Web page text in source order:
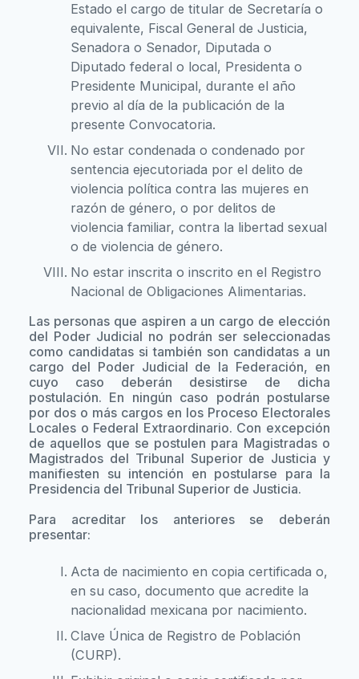
Estado el cargo de titular de Secretaría o
equivalente, Fiscal General de Justicia,
Senadora o Senador, Diputada o
Diputado federal o local, Presidenta o
Presidente Municipal, durante el año
previo al día de la publicación de la
presente Convocatoria.
No estar condenada o condenado por
sentencia ejecutoriada por el delito de
violencia política contra las mujeres en
razón de género, o por delitos de
violencia familiar, contra la libertad sexual
o de violencia de género.
No estar inscrita o inscrito en el Registro
Nacional de Obligaciones Alimentarias.
Las personas que aspiren a un cargo de elección
del Poder Judicial no podrán ser seleccionadas
como candidatas si también son candidatas a un
cargo del Poder Judicial de la Federación, en
cuyo caso deberán desistirse de dicha
postulación. En ningún caso podrán postularse
por dos o más cargos en los Proceso Electorales
Locales o Federal Extraordinario. Con excepción
de aquellos que se postulen para Magistradas o
Magistrados del Tribunal Superior de Justicia y
manifiesten su intención en postularse para la
Presidencia del Tribunal Superior de Justicia.
Para acreditar los anteriores se deberán
presentar:
Acta de nacimiento en copia certificada o,
en su caso, documento que acredite la
nacionalidad mexicana por nacimiento.
Clave Única de Registro de Población
(CURP).